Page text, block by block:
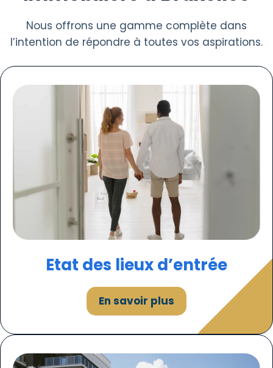
Nous offrons une gamme complète dans
l’intention de répondre à toutes vos aspirations.
Etat des lieux d’entrée
En savoir plus